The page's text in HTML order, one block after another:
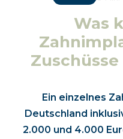
Was
Ein einzelnes
Deutschland
2.000 und 4.000